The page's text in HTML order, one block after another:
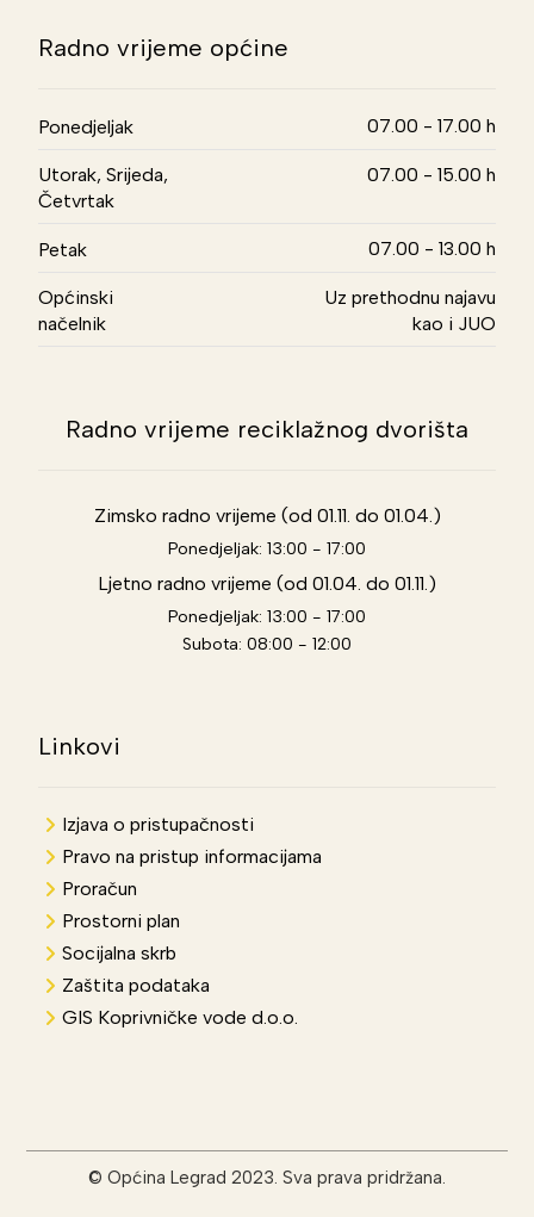
Radno vrijeme općine
Ponedjeljak 07.00 - 17.00 h
Utorak, Srijeda,
Četvrtak
07.00 - 15.00 h
Petak 07.00 - 13.00 h
Općinski
načelnik
Uz prethodnu najavu
kao i JUO
Radno vrijeme reciklažnog dvorišta
Zimsko radno vrijeme (od 01.11. do 01.04.)
Ponedjeljak: 13:00 - 17:00
Ljetno radno vrijeme (od 01.04. do 01.11.)
Ponedjeljak: 13:00 - 17:00
Subota: 08:00 - 12:00
Linkovi
Izjava o pristupačnosti
Pravo na pristup informacijama
Proračun
Prostorni plan
Socijalna skrb
Zaštita podataka
GIS Koprivničke vode d.o.o.
© Općina Legrad 2023. Sva prava pridržana.